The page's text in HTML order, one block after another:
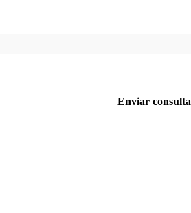
Enviar consulta